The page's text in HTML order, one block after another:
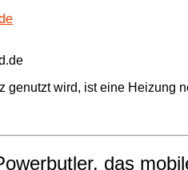
wird, ist eine
das